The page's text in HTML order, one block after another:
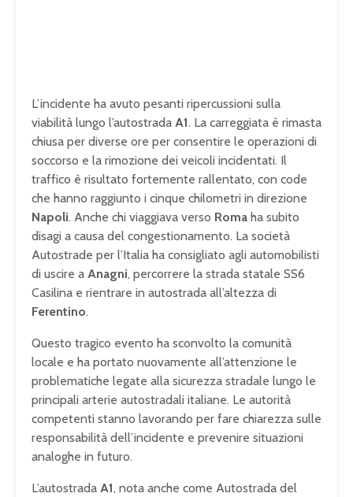
L’incidente ha avuto pesanti ripercussioni sulla
viabilità lungo l’autostrada A1. La carreggiata è rimasta
chiusa per diverse ore per consentire le operazioni di
soccorso e la rimozione dei veicoli incidentati. Il
traffico è risultato fortemente rallentato, con code
che hanno raggiunto i cinque chilometri in direzione
Napoli. Anche chi viaggiava verso Roma ha subito
disagi a causa del congestionamento. La società
Autostrade per l’Italia ha consigliato agli automobilisti
di uscire a Anagni, percorrere la strada statale SS6
Casilina e rientrare in autostrada all’altezza di
Ferentino.
Questo tragico evento ha sconvolto la comunità
locale e ha portato nuovamente all’attenzione le
problematiche legate alla sicurezza stradale lungo le
principali arterie autostradali italiane. Le autorità
competenti stanno lavorando per fare chiarezza sulle
responsabilità dell’incidente e prevenire situazioni
analoghe in futuro.
L’autostrada A1, nota anche come Autostrada del